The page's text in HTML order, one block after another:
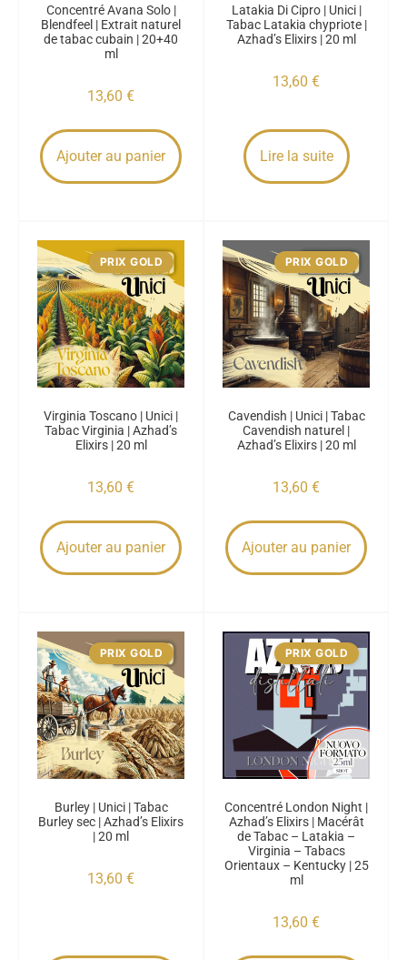
Concentré Avana Solo |
Blendfeel | Extrait naturel
de tabac cubain | 20+40
ml
13,60 €
Ajouter au panier
Latakia Di Cipro | Unici |
Tabac Latakia chypriote |
Azhad’s Elixirs | 20 ml
13,60 €
Lire la suite
PRIX GOLD
Virginia Toscano | Unici |
Tabac Virginia | Azhad’s
Elixirs | 20 ml
13,60 €
Ajouter au panier
PRIX GOLD
Cavendish | Unici | Tabac
Cavendish naturel |
Azhad’s Elixirs | 20 ml
13,60 €
Ajouter au panier
PRIX GOLD
Burley | Unici | Tabac
Burley sec | Azhad’s Elixirs
| 20 ml
13,60 €
PRIX GOLD
Concentré London Night |
Azhad’s Elixirs | Macérât
de Tabac – Latakia –
Virginia – Tabacs
Orientaux – Kentucky | 25
ml
13,60 €